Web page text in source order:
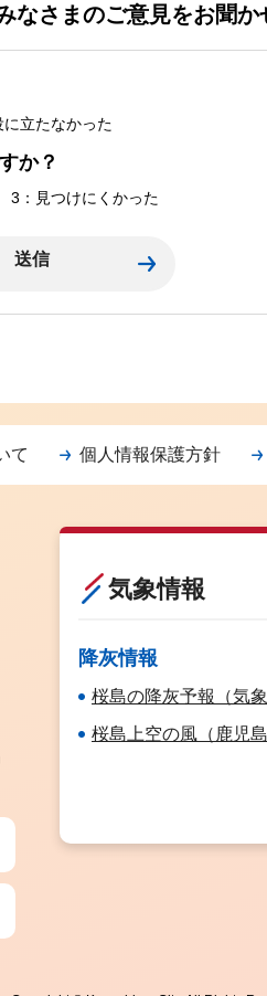
なさまのご意見をお聞か
に立たなかった
か？
3：見つけにくかった
て 個人情報保護方針
気象情報
降灰情報
桜島の降灰予報（気象
桜島上空の風（鹿児